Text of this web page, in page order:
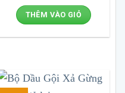
sao
là:
499.000 ₫.
THÊM VÀO GIỎ